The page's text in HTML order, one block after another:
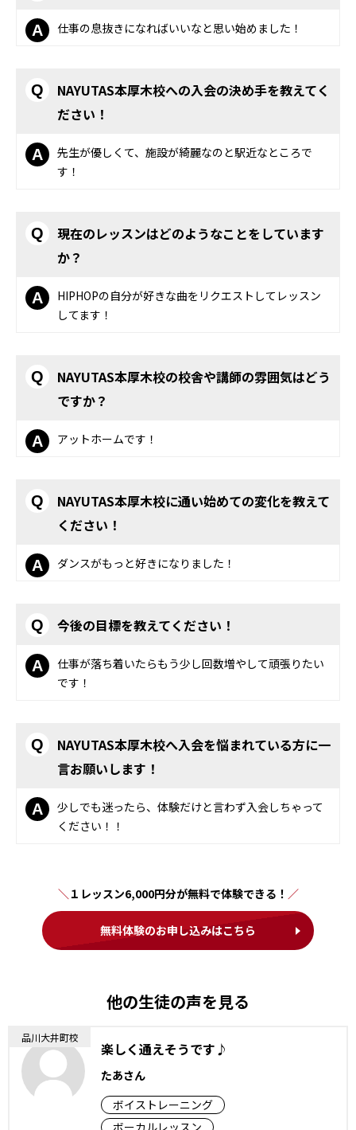
A 仕事の息抜きになればいいなと思い始めました！
Q
NAYUTAS本厚木校への入会の決め手を教えてく
ださい！
A
先生が優しくて、施設が綺麗なのと駅近なところで
す！
Q
現在のレッスンはどのようなことをしています
か？
A
HIPHOPの自分が好きな曲をリクエストしてレッスン
してます！
Q
NAYUTAS本厚木校の校舎や講師の雰囲気はどう
ですか？
A アットホームです！
Q
NAYUTAS本厚木校に通い始めての変化を教えて
ください！
A ダンスがもっと好きになりました！
Q 今後の目標を教えてください！
A
仕事が落ち着いたらもう少し回数増やして頑張りたい
です！
Q
NAYUTAS本厚木校へ入会を悩まれている方に一
言お願いします！
A
少しでも迷ったら、体験だけと言わず入会しちゃって
ください！！
１レッスン6,000円分が無料で体験できる！
無料体験のお申し込みはこちら
他の生徒の声を見る
品川大井町校
楽しく通えそうです♪
たあさん
ボイストレーニング